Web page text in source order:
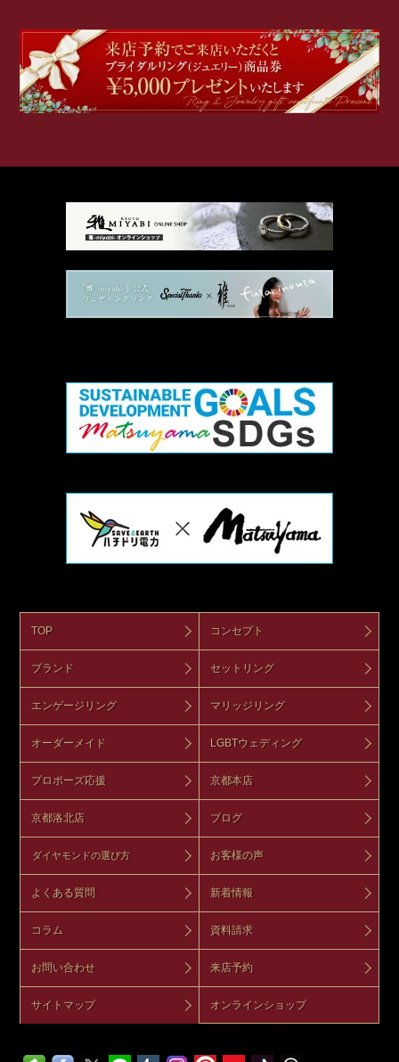
TOP コンセプト
ブランド セットリング
エンゲージリング マリッジリング
オーダーメイド LGBTウェディング
プロポーズ応援 京都本店
京都洛北店 ブログ
ダイヤモンドの選び方 お客様の声
よくある質問 新着情報
コラム 資料請求
お問い合わせ 来店予約
サイトマップ オンラインショップ